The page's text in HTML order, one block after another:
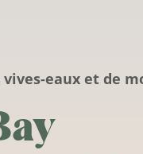
vives-eaux et de